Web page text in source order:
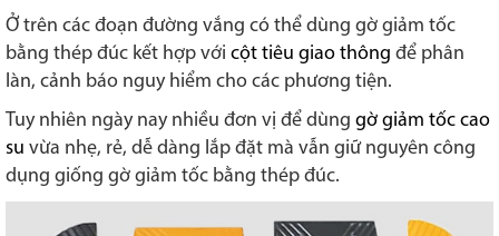
Ở trên các đoạn đường vắng có thể dùng gờ giảm tốc
bằng thép đúc kết hợp với cột tiêu giao thông để phân
làn, cảnh báo nguy hiểm cho các phương tiện.
Tuy nhiên ngày nay nhiều đơn vị để dùng gờ giảm tốc cao
su vừa nhẹ, rẻ, dễ dàng lắp đặt mà vẫn giữ nguyên công
dụng giống gờ giảm tốc bằng thép đúc.